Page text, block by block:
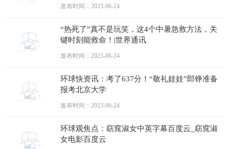
发布时间：2023-06-24
“热死了”真不是玩笑，这4个中暑急救方法，关
键时刻能救命！|世界通讯
发布时间：2023-06-24
环球快资讯：考了637分！“敬礼娃娃”郎铮准备
报考北京大学
发布时间：2023-06-24
环球观焦点：窈窕淑女中英字幕百度云_窈窕淑
女电影百度云